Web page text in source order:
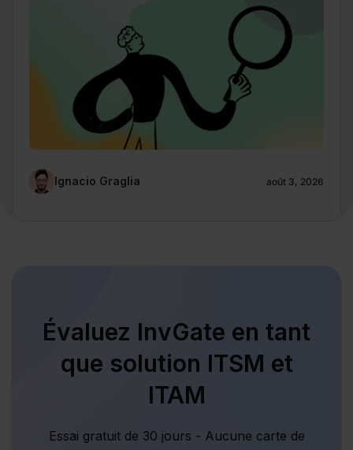
Ignacio Graglia août 3, 2026
Évaluez InvGate en tant
que solution ITSM et
ITAM
Essai gratuit de 30 jours - Aucune carte de